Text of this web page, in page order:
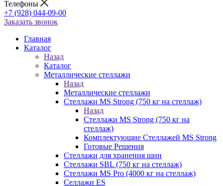
Телефоны
+7 (928) 044-09-00
Заказать звонок
Главная
Каталог
Назад
Каталог
Металлические стеллажи
Назад
Металлические стеллажи
Стеллажи MS Strong (750 кг на стеллаж)
Назад
Стеллажи MS Strong (750 кг на
стеллаж)
Комплектующие Стеллажей MS Strong
Готовые Решения
Стеллажи для хранения шин
Стеллажи SBL (750 кг на стеллаж)
Стеллажи MS Pro (4000 кг на стеллаж)
Селлажи ES